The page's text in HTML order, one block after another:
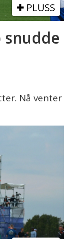
PLUSS
snudde
Nå venter